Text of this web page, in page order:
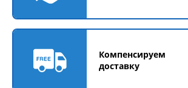
Компенсируем
доставку